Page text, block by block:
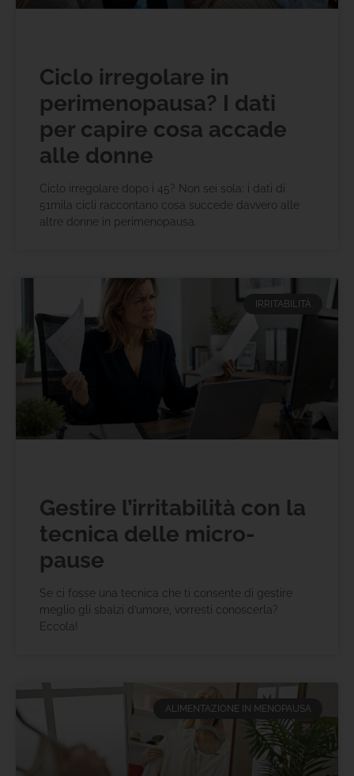
Ciclo irregolare in
perimenopausa? I dati
per capire cosa accade
alle donne
Ciclo irregolare dopo i 45? Non sei sola: i dati di
51mila cicli raccontano cosa succede davvero alle
altre donne in perimenopausa.
IRRITABILITÀ
Gestire l’irritabilità con la
tecnica delle micro-
pause
Se ci fosse una tecnica che ti consente di gestire
meglio gli sbalzi d’umore, vorresti conoscerla?
Eccola!
ALIMENTAZIONE IN MENOPAUSA